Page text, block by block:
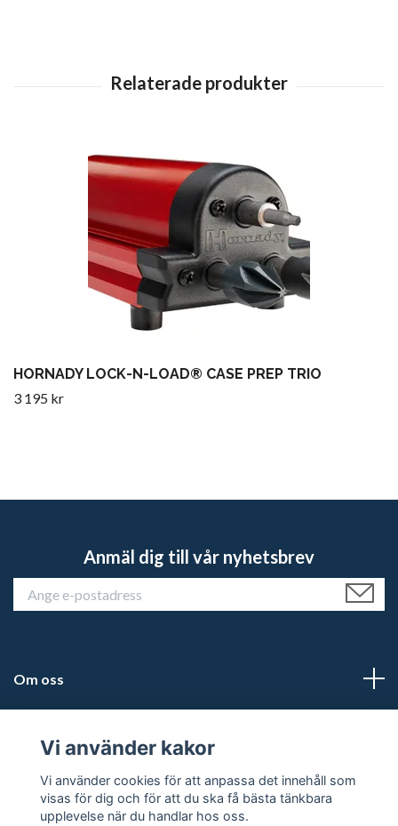
HORNADY LOCK-N-LOAD® CASE PREP TRIO
3 195 kr
Anmäl dig till vår nyhetsbrev
Om oss
Läs mer
Vi använder kakor
Vi använder cookies för att anpassa det innehåll som
visas för dig och för att du ska få bästa tänkbara
upplevelse när du handlar hos oss.